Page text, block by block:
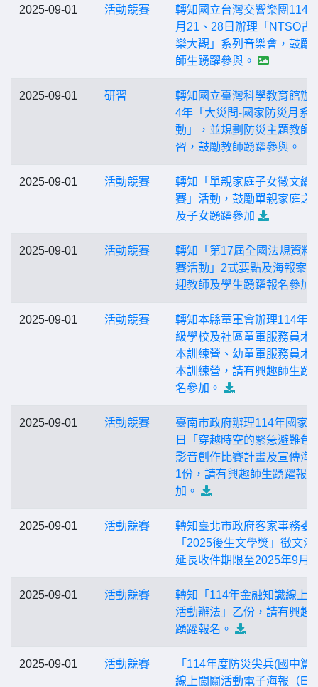
2025-09-01 活動競賽
轉知國立台灣交響樂團114
月21、28日辦理「NTSO古
樂大觀」系列音樂會，鼓勵
師生踴躍參與。
2025-09-01 研習
轉知國立臺灣科學教育館辦
4年「大災問-國家防災月系
動」，並規劃防災主題教師
習，鼓勵教師踴躍參與。
2025-09-01 活動競賽
轉知「單親家庭子女徵文繪
賽」活動，鼓勵單親家庭之
及子女踴躍參加
2025-09-01 活動競賽
轉知「第17屆全國法規資料
賽活動」2式要點及海報案
迎教師及學生踴躍報名參加
2025-09-01 活動競賽
轉知本縣童軍會辦理114年
級學校及社區童軍服務員木
本訓練營、幼童軍服務員木
本訓練營，請有興趣師生踴
名參加。
2025-09-01 活動競賽
臺南市政府辦理114年國家
日「穿越時空的緊急避難包
影音創作比賽計畫及宣傳海
1份，請有興趣師生踴躍報
加。
2025-09-01 活動競賽
轉知臺北市政府客家事務委
「2025後生文學獎」徵文活
延長收件期限至2025年9月
2025-09-01 活動競賽
轉知「114年金融知識線上
活動辦法」乙份，請有興趣
踴躍報名。
2025-09-01 活動競賽
「114年度防災尖兵(國中篇)
線上闖關活動電子海報（ED